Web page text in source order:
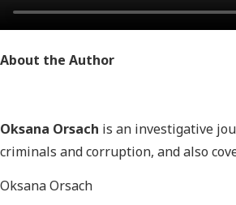
About the Author
Oksana Orsach is an investigative
criminals and corruption, and also
Oksana Orsach